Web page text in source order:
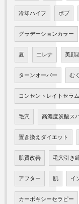
冷却ハイフ ボブ
グラデーションカラー
夏 エレナ 美顔
ターンオーバー む
コンセントレイトセラム
毛穴 高濃度炭酸ス
置き換えダイエット
肌質改善 毛穴引き
アフター 肌 イ
カーボキシーセラピー